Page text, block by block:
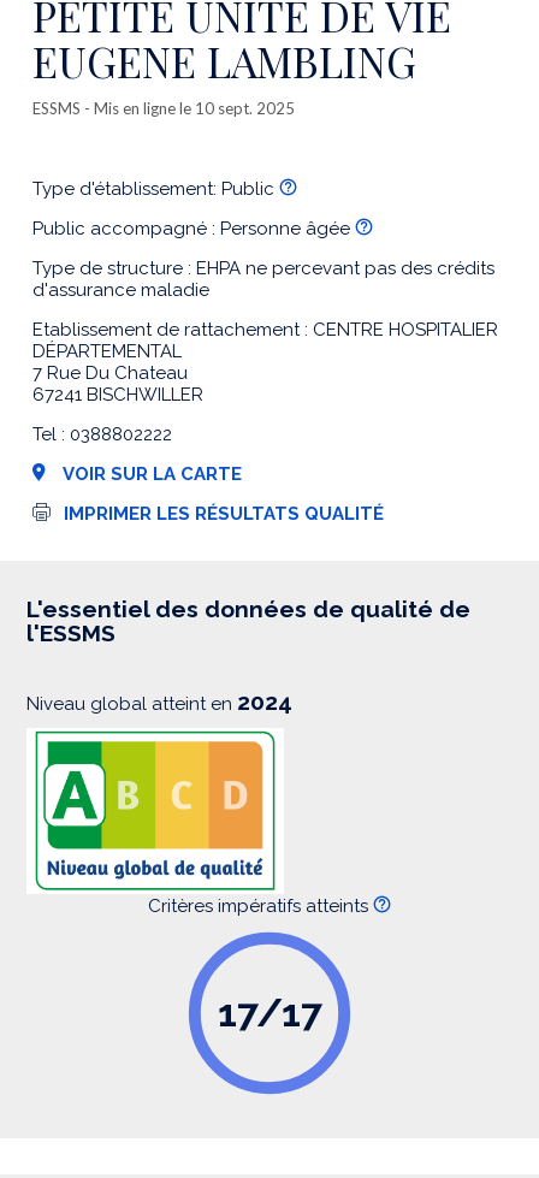
PETITE UNITE DE VIE
EUGENE LAMBLING
ESSMS - Mis en ligne le 10 sept. 2025
Type d'établissement: Public
Public accompagné : Personne âgée
Type de structure : EHPA ne percevant pas des crédits
d'assurance maladie
Etablissement de rattachement : CENTRE HOSPITALIER
DÉPARTEMENTAL
7 Rue Du Chateau
67241 BISCHWILLER
Tel : 0388802222
VOIR SUR LA CARTE
I
s
i
IMPRIMER LES RÉSULTATS QUALITÉ
L'essentiel des données de qualité de
l'ESSMS
Niveau global atteint en 2024
Critères impératifs atteints
17/17